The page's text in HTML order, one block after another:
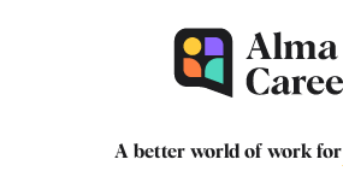
A better world of work for